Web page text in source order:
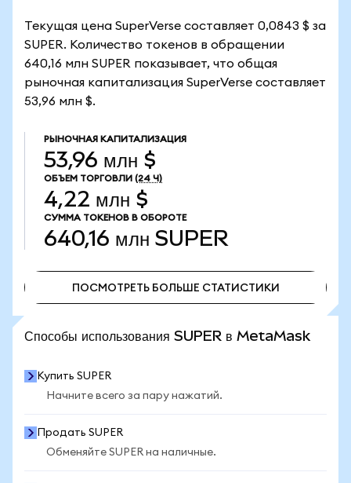
Текущая цена SuperVerse составляет 0,0843 $ за
SUPER. Количество токенов в обращении
640,16 млн SUPER показывает, что общая
рыночная капитализация SuperVerse составляет
53,96 млн $.
РЫНОЧНАЯ КАПИТАЛИЗАЦИЯ
53,96 млн $
ОБЪЕМ ТОРГОВЛИ (24 Ч)
4,22 млн $
СУММА ТОКЕНОВ В ОБОРОТЕ
640,16 млн SUPER
ПОСМОТРЕТЬ БОЛЬШЕ СТАТИСТИКИ
Способы использования SUPER в MetaMask
Купить SUPER
Начните всего за пару нажатий.
Продать SUPER
Обменяйте SUPER на наличные.